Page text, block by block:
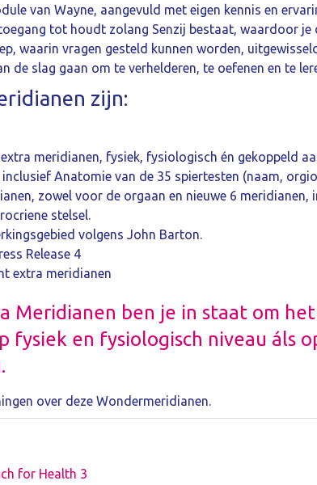
van Wayne, aangevuld met eigen kennis en
tot houdt zolang Senzij bestaat, waardoor
waarin vragen gesteld kunnen worden,
de slag gaan om te verhelderen, te oefenen en te
zijn:
meridianen, fysiek, fysiologisch én gekoppeld
Anatomie van de 35 spiertesten (naam,
zowel voor de orgaan en nieuwe 6
stelsel.
volgens John Barton.
Release 4
extra meridianen
Meridianen ben je in staat om
fysiek en fysiologisch niveau áls
over deze Wondermeridianen.
for Health 3